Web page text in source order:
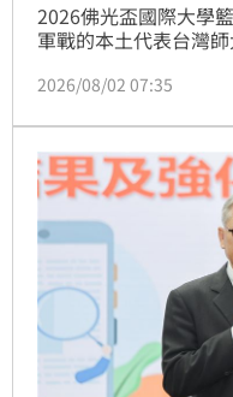
2026佛光盃國際大學
軍戰的本土代表台灣
大學，自2013年後再
次拉尾盤，在最後1節
上，抱走今年佛光盃
2026/08/02 07:35